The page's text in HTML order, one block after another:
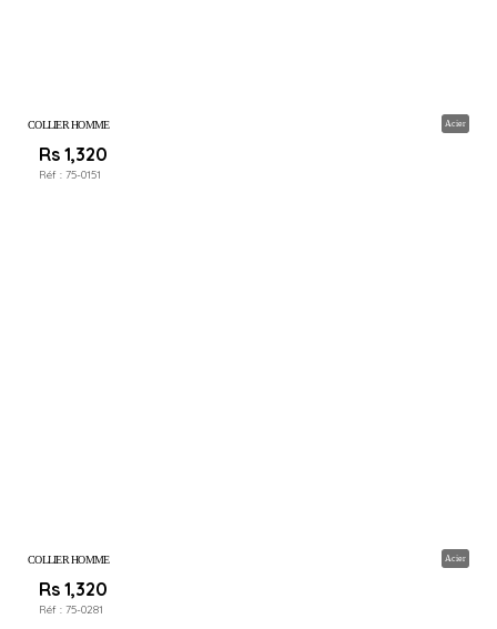
Acier
COLLIER HOMME
Rs 1,320
Réf : 75-0151
Acier
COLLIER HOMME
Rs 1,320
Réf : 75-0281